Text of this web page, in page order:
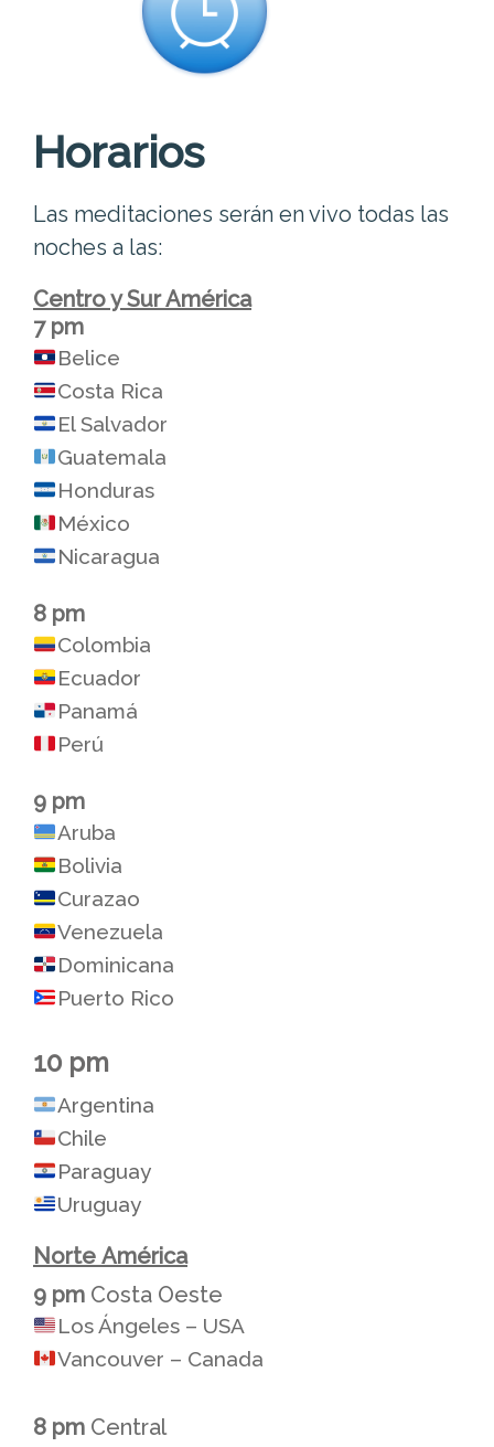
Horarios
Las meditaciones serán en vivo todas las
noches a las:
Centro y Sur América
7 pm
Belice
Costa Rica
El Salvador
Guatemala
Honduras
México
Nicaragua
8 pm
Colombia
Ecuador
Panamá
Perú
9 pm
Aruba
Bolivia
Curazao
Venezuela
Dominicana
Puerto Rico
10 pm
Argentina
Chile
Paraguay
Uruguay
Norte América
9 pm Costa Oeste
Los Ángeles – USA
Vancouver – Canada
8 pm Central